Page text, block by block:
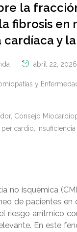
la
fibrosis en
cardíaca y
abril 22, 2026
y
, Consejo
,
no isquémica
de pacientes en
riesgo arrítmico
En este